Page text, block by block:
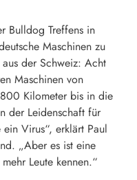
Bulldog Treffens in
Maschinen zu
der Schweiz: Acht
Maschinen von
Kilometer bis in die
der Leidenschaft für
Virus“, erklärt Paul
„Aber es ist eine
Leute kennen.“